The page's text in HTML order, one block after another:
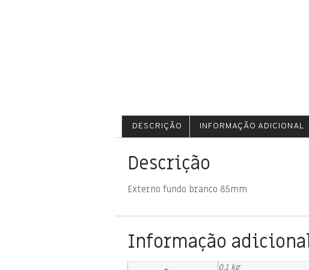
DESCRIÇÃO INFORMAÇÃO ADICIONAL
Descrição
Externo fundo branco 85mm
Informação